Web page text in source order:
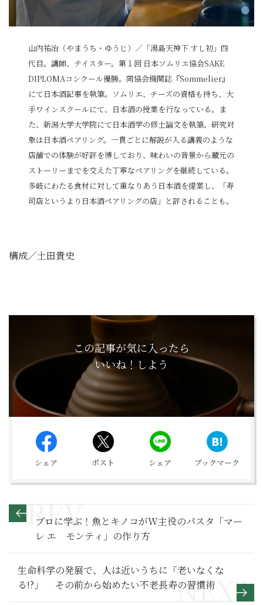
山内祐治（やまうち・ゆうじ）／「湯島天神下 すし初」四
代目。講師、テイスター。第１回 日本ソムリエ協会SAKE
DIPLOMAコンクール優勝。同協会機関誌『Sommelier』
にて日本酒記事を執筆。ソムリエ、チーズの資格も持ち、大
手ワインスクールにて、日本酒の授業を行なっている。ま
た、新潟大学大学院にて日本酒学の修士論文を執筆。研究対
象は日本酒ペアリング。一貫ごとに解説が入る講義のような
店舗での体験が好評を博しており、味わいの背景から蔵元の
ストーリーまでを交えた丁寧なペアリングを継続している。
多岐にわたる食材に対して重なりあう日本酒を提案し、「寿
司店というより日本酒ペアリングの店」と評されることも。
構成／土田貴史
この記事が気に入ったら
いいね！しよう
シェア ポスト シェア ブックマーク
プロに学ぶ！魚とキノコがW主役のパスタ「マー
レ エ モンティ」の作り方
生命科学の発展で、人は近いうちに「老いなくな
る!?」 その前から始めたい不老長寿の習慣術